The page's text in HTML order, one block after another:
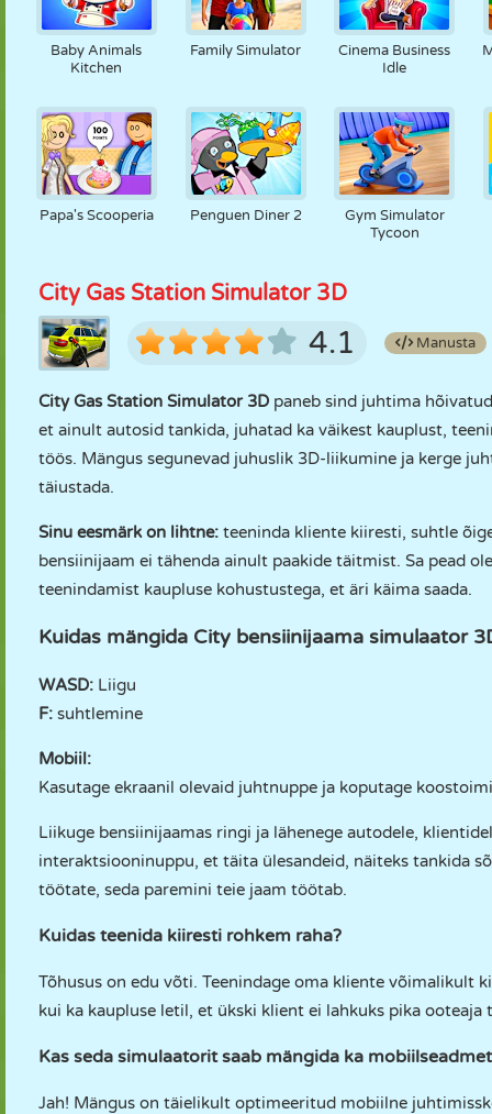
Baby Animals
Kitchen
Family Simulator
Cinema Business
Idle
Papa's Scooperia Penguen Diner 2
Gym Simulator
Tycoon
City Gas Station Simulator 3D
4.1 Manusta
City Gas Station Simulator 3D paneb sind juhtima
et ainult autosid tankida, juhatad ka väikest kauplust,
töös. Mängus segunevad juhuslik 3D-liikumine ja kerge
täiustada.
Sinu eesmärk on lihtne: teeninda kliente kiiresti, suhtle
bensiinijaam ei tähenda ainult paakide täitmist. Sa pead
teenindamist kaupluse kohustustega, et äri käima saada.
Kuidas mängida City bensiinijaama simulaator
WASD: Liigu
F: suhtlemine
Mobiil:
Kasutage ekraanil olevaid juhtnuppe ja koputage
Liikuge bensiinijaamas ringi ja lähenege autodele,
interaktsiooninuppu, et täita ülesandeid, näiteks tankida
töötate, seda paremini teie jaam töötab.
Kuidas teenida kiiresti rohkem raha?
Tõhusus on edu võti. Teenindage oma kliente võimalikult
kui ka kaupluse letil, et ükski klient ei lahkuks pika
Kas seda simulaatorit saab mängida ka
Jah! Mängus on täielikult optimeeritud mobiilne